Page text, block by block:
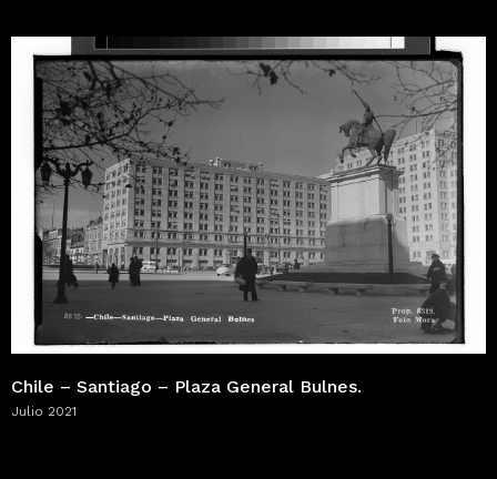
Chile – Santiago – Plaza General Bulnes.
Julio 2021